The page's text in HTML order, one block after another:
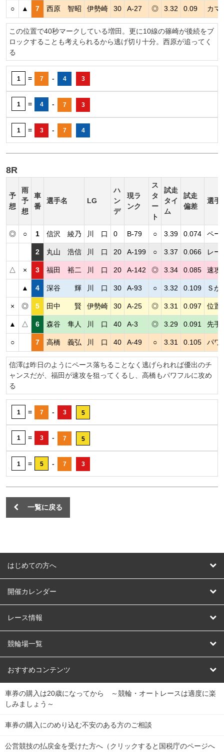
○ ▲ 7 西原 智昭 伊勢崎 30 A-27 ◎ 3.32 0.09 カマ
この位置で40秒マークしている増田。更に10線の篠崎が後続をブ
ロックすることも考えられるから逃げ切り十分。西原が追ってく
る
1 = 7 - 4 3
1 = 4 - 7 3
1 = 3 - 7 4
8R
予
想
雨
予
想
車
番
選手名 LG
ハ
ン
デ
現ラ
ンク
ス
タ
ー
ト
試走
タイ
ム
試走
偏差
選手
◎ ○ 1 信沢 綾乃 川 口 0 B-79 ○ 3.39 0.074 ペー
2 丸山 浩信 川 口 20 A-199 ○ 3.37 0.066 レー
△ × 3 福田 裕二 川 口 20 A-142 ◎ 3.34 0.085 速攻
▲ 4 深谷 輝 川 口 30 A-93 ○ 3.32 0.109 Ｓが
× ◎ 5 田中 賢 伊勢崎 30 A-25 ◎ 3.31 0.097 位置
▲ △ 6 森谷 隼人 川 口 40 A-3 ◎ 3.29 0.091 先手
○ 7 高橋 義弘 川 口 40 A-49 ○ 3.31 0.105 パワ
信澤は昨日のようにペース落ちることなく逃げられれば優出のチ
ャンスだが、福田が速攻を狙ってくるし、高橋もパワフルに攻め
る
1 = 7 - 3 5
1 = 3 - 7 5
1 = 5 - 7 3
一覧に戻る
はじめての方へ
はじめての方へ
開催カレンダー
競輪
オートレース
競輪くじ
Dokanto!
チャリロトプラザ
レース情報
レース予想
レース結果
キャリーオーバー一覧
競輪場一覧
北日本 函館競輪場
関
東
弥彦競輪場 前橋競輪場 取手競輪場 宇都宮競輪場
関
おすすめコンテンツ
競輪選手情報
Perfecta Navi
netkeirin
車券の購入は20歳になってから ～競輪・オートレースは適度に楽
しみましょう～
車券の購入にのめり込む不安のある方のご相談
公営競技の払戻金を受けた方へ（クリックすると国税庁のページへ